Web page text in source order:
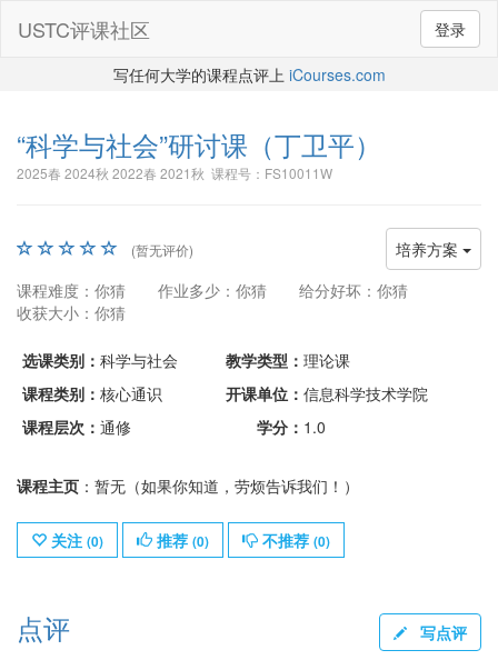
登录
USTC评课社区
写任何大学的课程点评上 iCourses.com
“科学与社会”研讨课 （丁卫平）
2025春 2024秋 2022春 2021秋 课程号：FS10011W
培养方案
(暂无评价)
课程难度：你猜 作业多少：你猜
给分好坏：你猜
收获大小：你猜
选课类别： 科学与社会 教学类型： 理论课
课程类别： 核心通识 开课单位： 信息科学技术学院
课程层次： 通修 学分： 1.0
课程主页 ：暂无（如果你知道，劳烦告诉我们！）
关注 (0) 推荐 (0) 不推荐 (0)
点评 写点评